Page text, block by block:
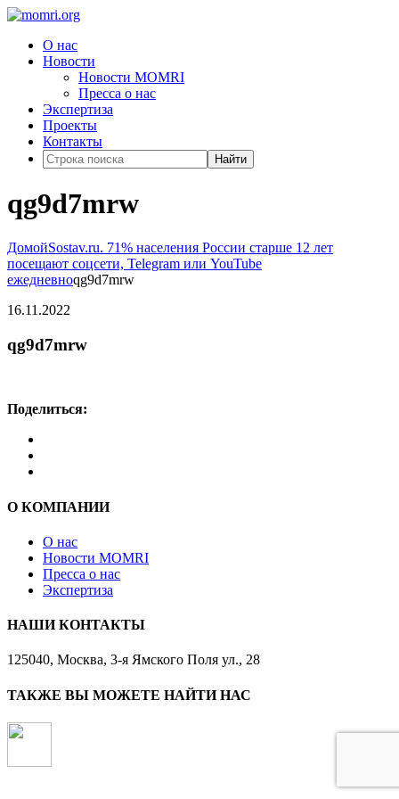
О нас
Новости
Новости MOMRI
Пресса о нас
Экспертиза
Проекты
Контакты
Найти
qg9d7mrw
ДомойSostav.ru. 71% населения России старше 12 лет
посещают соцсети, Telegram или YouTube
ежедневноqg9d7mrw
16.11.2022
qg9d7mrw
Поделиться:
О КОМПАНИИ
О нас
Новости MOMRI
Пресса о нас
Экспертиза
НАШИ КОНТАКТЫ
125040, Москва, 3-я Ямского Поля ул., 28
ТАКЖЕ ВЫ МОЖЕТЕ НАЙТИ НАС